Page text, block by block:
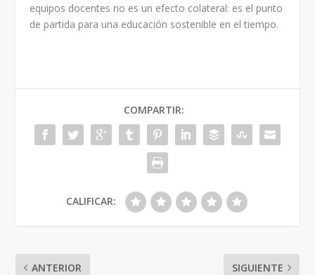
equipos docentes no es un efecto colateral: es el punto
de partida para una educación sostenible en el tiempo.
COMPARTIR:
CALIFICAR:
ANTERIOR SIGUIENTE